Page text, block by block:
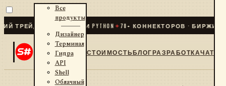
ДЛЯ .NET И PYTHON✦ 70+ КОННЕКТОРОВ · БИРЖИ ·
Все
продукты
Дизайнер
Терминал
Гидра
API
Shell
Облачный
СТОИМОСТЬБЛОГРАЗРАБОТКАЧАТ